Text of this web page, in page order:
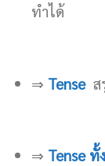
ทำได้
⇒ Tense ส
⇒ Tense ทั้